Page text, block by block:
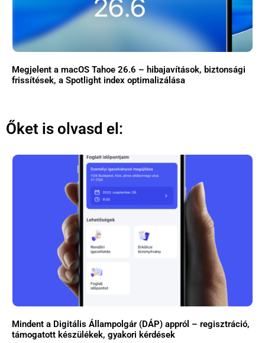
Megjelent a macOS Tahoe 26.6 – hibajavítások, biztonsági
frissítések, a Spotlight index optimalizálása
Őket is olvasd el:
Mindent a Digitális Állampolgár (DÁP) appról – regisztráció,
támogatott készülékek, gyakori kérdések